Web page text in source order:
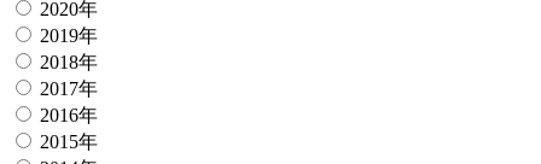
2020年
2019年
2018年
2017年
2016年
2015年